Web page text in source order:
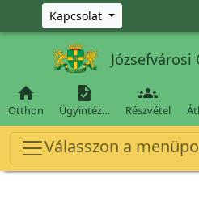
Ugrás a fő tartalomra
Kapcsolat

Otthon

Ügyintéz…

Részvétel
Válasszon a